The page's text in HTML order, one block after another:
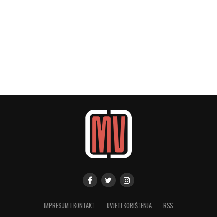
IMPRESUM I KONTAKT UVJETI KORIŠTENJA RSS